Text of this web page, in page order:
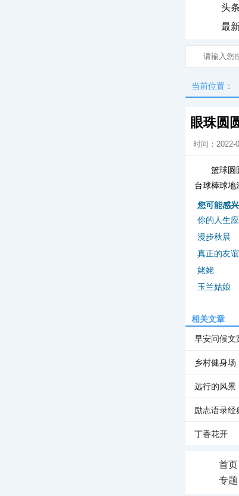
头条
最
当前位置：
眼珠圆
时间：2022-
篮球圆
台球棒球地
您可能感
你的人生
漫步秋晨
真正的友谊
姥姥
玉兰姑娘
相关文章
早安问候文
乡村健身场
远行的风景
励志语录经
丁香花开
首页
专题